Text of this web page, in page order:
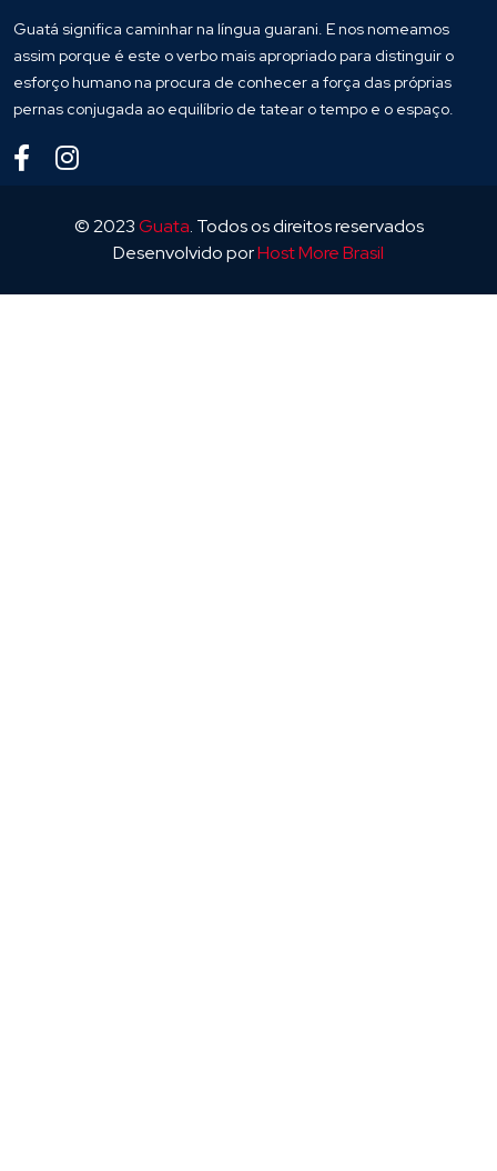
Guatá significa caminhar na língua guarani. E nos nomeamos
assim porque é este o verbo mais apropriado para distinguir o
esforço humano na procura de conhecer a força das próprias
pernas conjugada ao equilíbrio de tatear o tempo e o espaço.
© 2023Guata. Todos os direitos reservados
Desenvolvido porHost More Brasil